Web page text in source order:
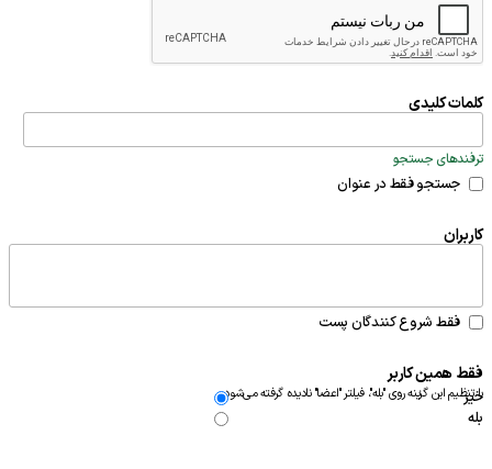
کلمات کلیدی
ترفندهای جستجو
جستجو فقط در عنوان
کاربران
فقط شروع کنندگان پست
فقط همین کاربر
با تنظیم این گزینه روی "بله"، فیلتر "اعضا" نادیده گرفته می‌شود.
خیر
بله